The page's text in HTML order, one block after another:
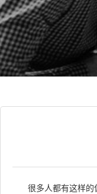
很多人都有这样的